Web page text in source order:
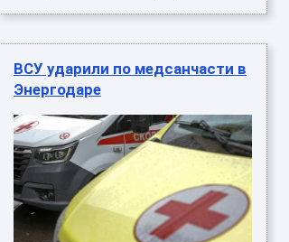
ВСУ ударили по медсанчасти в
Энергодаре